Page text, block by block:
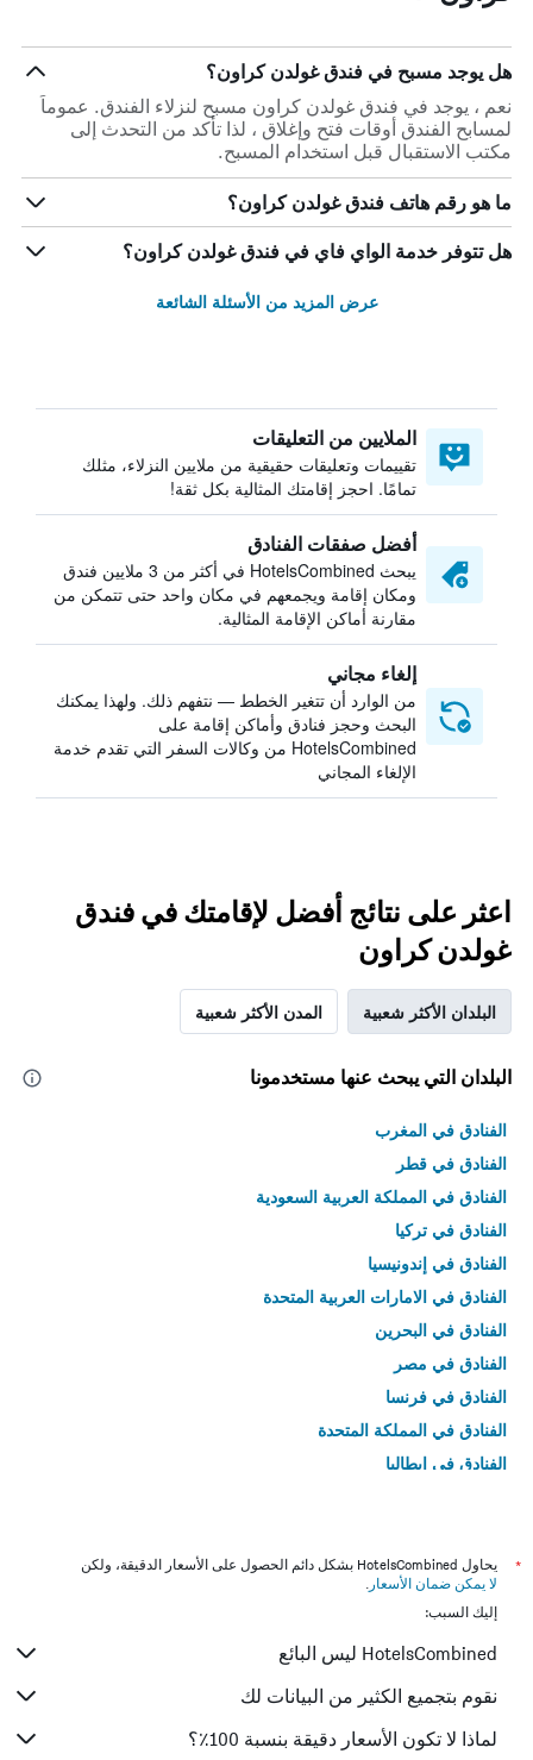
هل يوجد مسبح في فندق غولدن كراون؟
نعم ، يوجد في فندق غولدن كراون مسبح لنزلاء الفندق. عموماً
لمسابح الفندق أوقات فتح وإغلاق ، لذا تأكد من التحدث إلى
مكتب الاستقبال قبل استخدام المسبح.
ما هو رقم هاتف فندق غولدن كراون؟
هل تتوفر خدمة الواي فاي في فندق غولدن كراون؟
عرض المزيد من الأسئلة الشائعة
الملايين من التعليقات
تقييمات وتعليقات حقيقية من ملايين النزلاء، مثلك
تمامًا. احجز إقامتك المثالية بكل ثقة!
أفضل صفقات الفنادق
يبحث HotelsCombined في أكثر من 3 ملايين فندق
ومكان إقامة ويجمعهم في مكان واحد حتى تتمكن من
مقارنة أماكن الإقامة المثالية.
إلغاء مجاني
من الوارد أن تتغير الخطط — نتفهم ذلك. ولهذا يمكنك
البحث وحجز فنادق وأماكن إقامة على
HotelsCombined من وكالات السفر التي تقدم خدمة
الإلغاء المجاني
اعثر على نتائج أفضل لإقامتك في فندق
غولدن كراون
البلدان الأكثر شعبية المدن الأكثر شعبية
البلدان التي يبحث عنها مستخدمونا
الفنادق في المغرب
الفنادق في قطر
الفنادق في المملكة العربية السعودية
الفنادق في تركيا
الفنادق في إندونيسيا
الفنادق في الامارات العربية المتحدة
الفنادق في البحرين
الفنادق في مصر
الفنادق في فرنسا
الفنادق في المملكة المتحدة
الفنادق في إيطاليا
*
يحاول HotelsCombined بشكل دائم الحصول على الأسعار الدقيقة، ولكن
لا يمكن ضمان الأسعار .
إليك السبب:
HotelsCombined ليس البائع
نقوم بتجميع الكثير من البيانات لك
لماذا لا تكون الأسعار دقيقة بنسبة 100٪؟